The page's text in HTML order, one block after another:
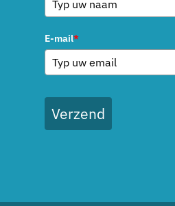
E-mail*
Verzend